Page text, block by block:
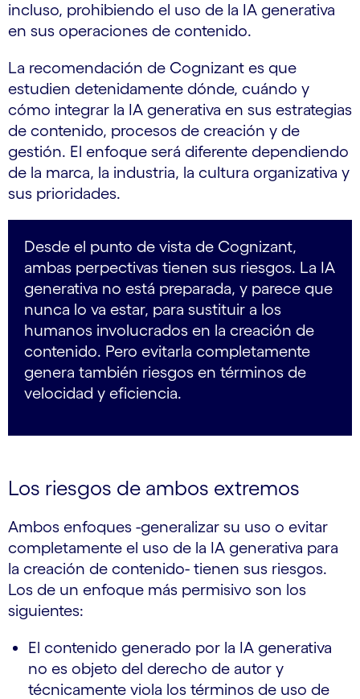
incluso, prohibiendo el uso de la IA generativa
en sus operaciones de contenido.
La recomendación de Cognizant es que
estudien detenidamente dónde, cuándo y
cómo integrar la IA generativa en sus estrategias
de contenido, procesos de creación y de
gestión. El enfoque será diferente dependiendo
de la marca, la industria, la cultura organizativa y
sus prioridades.
Desde el punto de vista de Cognizant,
ambas perpectivas tienen sus riesgos. La IA
generativa no está preparada, y parece que
nunca lo va estar, para sustituir a los
humanos involucrados en la creación de
contenido. Pero evitarla completamente
genera también riesgos en términos de
velocidad y eficiencia.
Los riesgos de ambos extremos
Ambos enfoques -generalizar su uso o evitar
completamente el uso de la IA generativa para
la creación de contenido- tienen sus riesgos.
Los de un enfoque más permisivo son los
siguientes:
El contenido generado por la IA generativa
no es objeto del derecho de autor y
técnicamente viola los términos de uso de